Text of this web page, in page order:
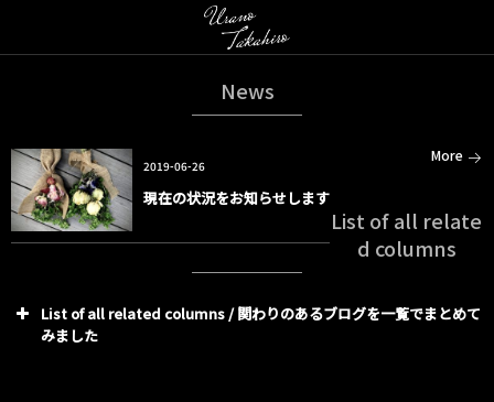
News
2019-06-26
現在の状況をお知らせします
More
List of all relate
d columns
List of all related columns / 関わりのあるブログを一覧でまとめて
みました